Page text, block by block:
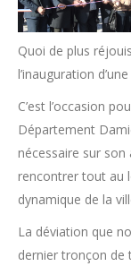
Quoi de plus
l’inauguration
C’est l’occasion
Département
nécessaire sur
rencontrer tout au
dynamique de la
La déviation que
dernier tronçon de